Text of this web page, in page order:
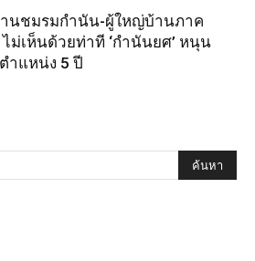
นชมรมกำนัน-ผู้ใหญ่บ้านภาค
ไม่เห็นด้วยท่าที ‘กำนันยศ’ หนุน
ำแหน่ง 5 ปี